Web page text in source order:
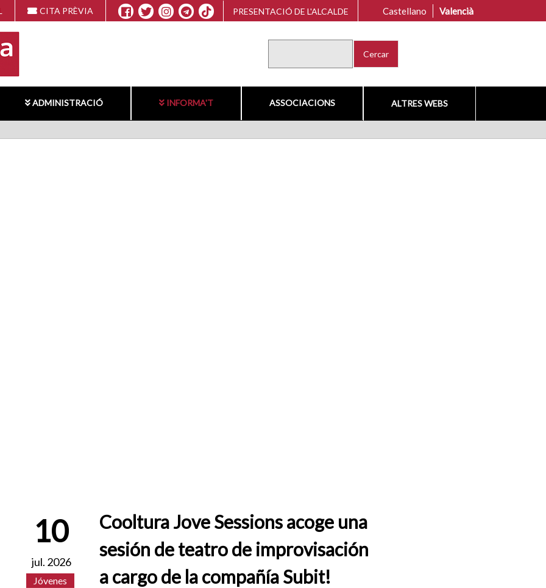
CITA PRÈVIA PRESENTACIÓ DE L'ALCALDE Castellano Valencià
ADMINISTRACIÓ INFORMA'T ASSOCIACIONS ALTRES WEBS
10
jul. 2026
Jóvenes
Cooltura Jove Sessions acoge una
sesión de teatro de improvisación
a cargo de la compañía Subit!